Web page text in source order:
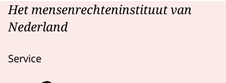
Het mensenrechteninstituut van
Nederland
Service